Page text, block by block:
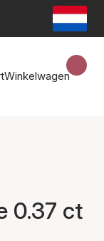
Winkelwagen
0.37 ct